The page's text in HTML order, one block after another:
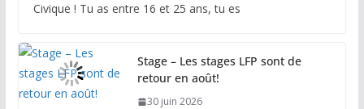
Civique ! Tu as entre 16 et 25 ans, tu es
Stage – Les stages LFP sont de
retour en août!
30 juin 2026